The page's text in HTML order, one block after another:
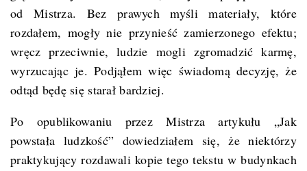
od Mistrza. Bez prawych myśli materiały, które
rozdałem, mogły nie przynieść zamierzonego efektu;
wręcz przeciwnie, ludzie mogli zgromadzić karmę,
wyrzucając je. Podjąłem więc świadomą decyzję, że
odtąd będę się starał bardziej.
Po opublikowaniu przez Mistrza artykułu „Jak
powstała ludzkość” dowiedziałem się, że niektórzy
praktykujący rozdawali kopie tego tekstu w budynkach